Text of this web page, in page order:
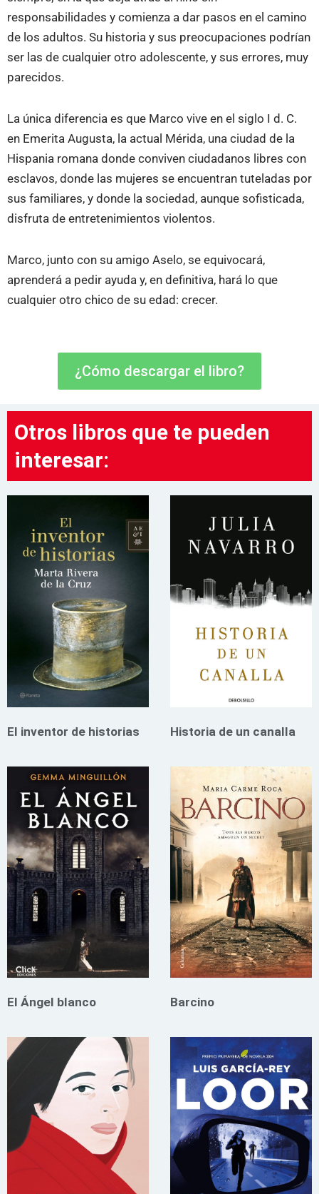
responsabilidades y comienza a dar pasos en el camino
de los adultos. Su historia y sus preocupaciones podrían
ser las de cualquier otro adolescente, y sus errores, muy
parecidos.
La única diferencia es que Marco vive en el siglo I d. C.
en Emerita Augusta, la actual Mérida, una ciudad de la
Hispania romana donde conviven ciudadanos libres con
esclavos, donde las mujeres se encuentran tuteladas por
sus familiares, y donde la sociedad, aunque sofisticada,
disfruta de entretenimientos violentos.
Marco, junto con su amigo Aselo, se equivocará,
aprenderá a pedir ayuda y, en definitiva, hará lo que
cualquier otro chico de su edad: crecer.
¿Cómo descargar el libro?
Otros libros que te pueden
interesar:
El inventor de historias Historia de un canalla
El Ángel blanco Barcino